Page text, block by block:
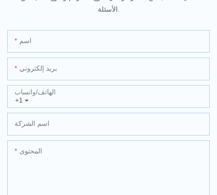
الأسئلة.
اسم
بريد إلكتروني
+1
الهاتف/واتساب
اسم الشركة
المحتوى